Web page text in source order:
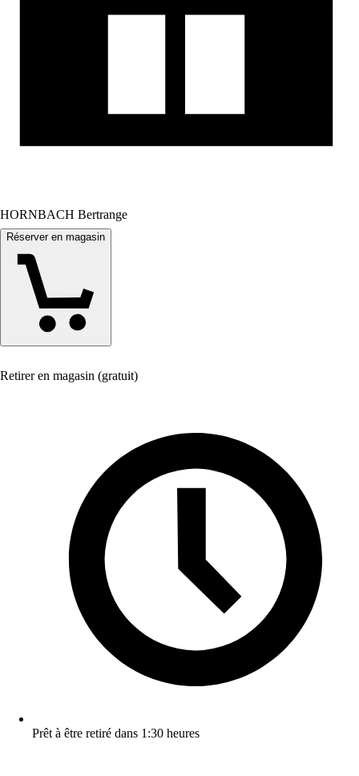
HORNBACH Bertrange
Réserver en magasin
Retirer en magasin (gratuit)
Prêt à être retiré dans 1:30 heures